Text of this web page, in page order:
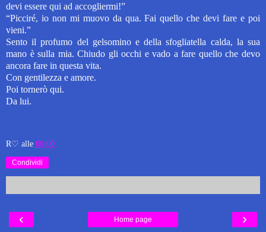
devi essere qui ad accogliermi!”
“Picciré, io non mi muovo da qua. Fai quello che devi fare e poi
vieni.”
Sento il profumo del gelsomino e della sfogliatella calda, la sua
mano è sulla mia. Chiudo gli occhi e vado a fare quello che devo
ancora fare in questa vita.
Con gentilezza e amore.
Poi tornerò qui.
Da lui.
R♡ alle 00:00
Condividi
‹ ›
Home page